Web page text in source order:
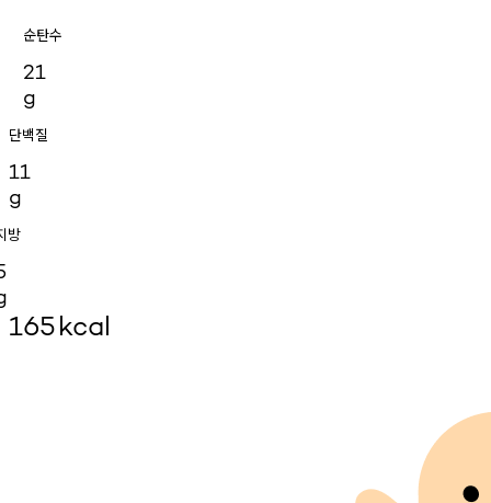
순탄수
21
g
단백질
11
g
방
165kcal